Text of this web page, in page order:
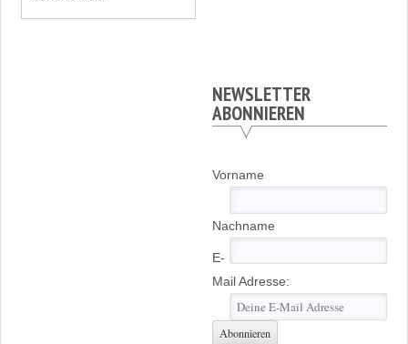
NEWSLETTER
ABONNIEREN
Vorname
Nachname
E-
Mail Adresse: